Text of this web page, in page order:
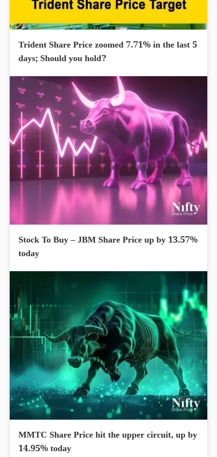
Trident Share Price zoomed 7.71% in the last 5
days; Should you hold?
Stock To Buy – JBM Share Price up by 13.57%
today
MMTC Share Price hit the upper circuit, up by
14.95% today